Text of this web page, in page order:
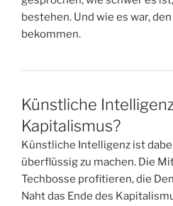
bestehen. Und wie es war,
bekommen.
Künstliche
Kapitalismus?
Künstliche Intelligenz ist
überflüssig zu machen. Die
Techbosse profitieren, die
Naht das Ende des